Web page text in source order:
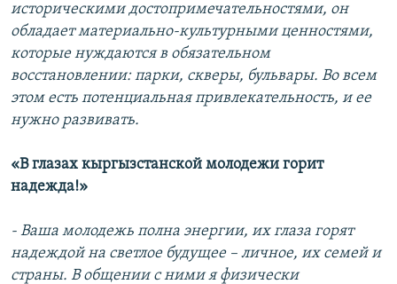
историческими достопримечательностями, он
обладает материально-культурными ценностями,
которые нуждаются в обязательном
восстановлении: парки, скверы, бульвары. Во всем
этом есть потенциальная привлекательность, и ее
нужно развивать.
«В глазах кыргызстанской молодежи горит
надежда!»
- Ваша молодежь полна энергии, их глаза горят
надеждой на светлое будущее – личное, их семей и
страны. В общении с ними я физически